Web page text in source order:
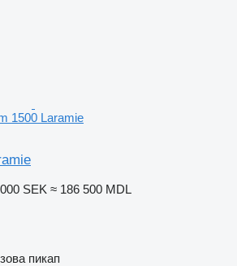
1500 Laramie
SEK ≈ 186 500 MDL
пикап